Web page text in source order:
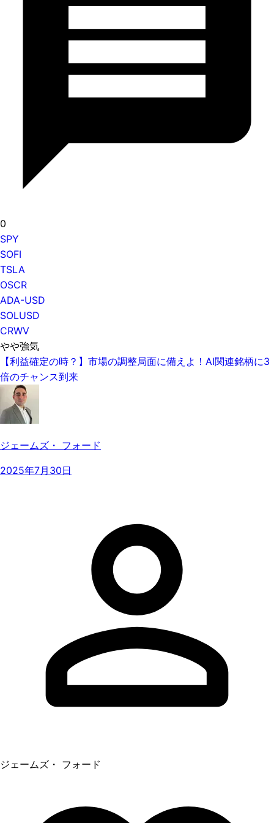
0
SPY
SOFI
TSLA
OSCR
ADA-USD
SOLUSD
CRWV
やや強気
【利益確定の時？】市場の調整局面に備えよ！AI関連銘柄に3
倍のチャンス到来
ジェームズ・ フォード
2025年7月30日
ジェームズ・ フォード